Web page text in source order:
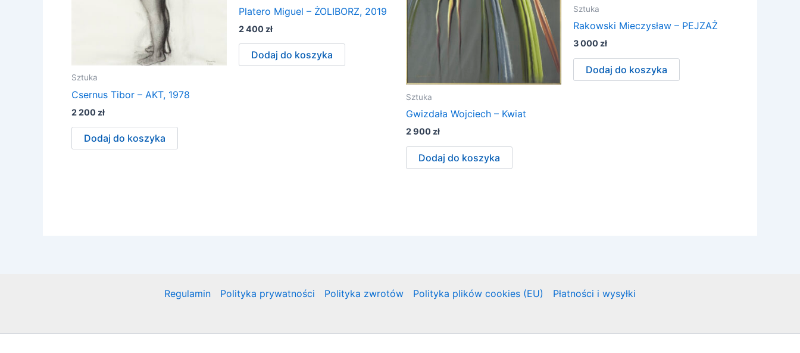
Sztuka
Csernus Tibor – AKT, 1978
2 200 zł
Dodaj do koszyka
Platero Miguel – ŻOLIBORZ, 2019
2 400 zł
Dodaj do koszyka
Sztuka
Gwizdała Wojciech – Kwiat
2 900 zł
Dodaj do koszyka
Sztuka
Rakowski Mieczysław – PEJZAŻ
3 000zł
Dodaj do koszyka
Regulamin Polityka prywatności Polityka zwrotów Polityka plików cookies (EU) Płatności i wysyłki